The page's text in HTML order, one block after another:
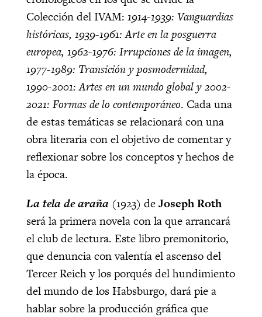
Colección del IVAM: 1914-1939: Vanguardias
históricas, 1939-1961: Arte en la posguerra
europea, 1962-1976: Irrupciones de la imagen,
1977-1989: Transición y posmodernidad,
1990-2001: Artes en un mundo global y 2002-
2021: Formas de lo contemporáneo. Cada una
de estas temáticas se relacionará con una
obra literaria con el objetivo de comentar y
reflexionar sobre los conceptos y hechos de
la época.
La tela de araña (1923) deJoseph Roth
será la primera novela con la que arrancará
el club de lectura. Este libro premonitorio,
que denuncia con valentía el ascenso del
Tercer Reich y los porqués del hundimiento
del mundo de los Habsburgo, dará pie a
hablar sobre la producción gráfica que